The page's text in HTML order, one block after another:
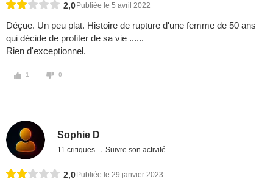
2,0 Publiée le 5 avril 2022
Déçue. Un peu plat. Histoire de rupture d'une femme de 50 ans
qui décide de profiter de sa vie ......
Rien d'exceptionnel.
1 0
Sophie D
11 critiques Suivre son activité
2,0 Publiée le 29 janvier 2023